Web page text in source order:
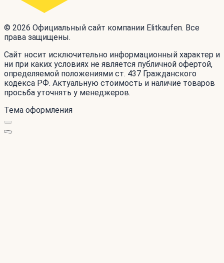
© 2026 Официальный сайт компании Elitkaufen. Все
права защищены.
Сайт носит исключительно информационный характер и
ни при каких условиях не является публичной офертой,
определяемой положениями ст. 437 Гражданского
кодекса РФ. Актуальную стоимость и наличие товаров
просьба уточнять у менеджеров.
Тема оформления